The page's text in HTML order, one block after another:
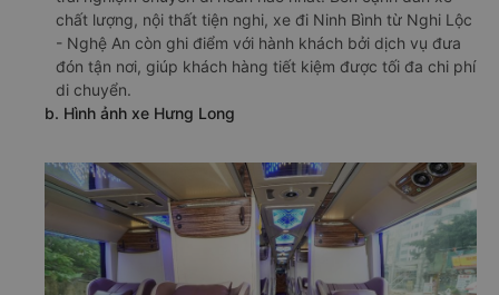
chất lượng, nội thất tiện nghi, xe đi Ninh Bình từ Nghi Lộc
- Nghệ An còn ghi điểm với hành khách bởi dịch vụ đưa
đón tận nơi, giúp khách hàng tiết kiệm được tối đa chi phí
di chuyển.
b. Hình ảnh xe Hưng Long